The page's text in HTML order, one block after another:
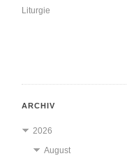
Liturgie
ARCHIV
2026
August